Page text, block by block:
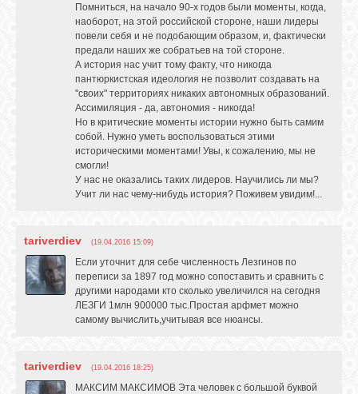
Помниться, на начало 90-х годов были моменты, когда,
наоборот, на этой российской стороне, наши лидеры
повели себя и не подобающим образом, и, фактически
предали наших же собратьев на той стороне.
А история нас учит тому факту, что никогда
пантюркистская идеология не позволит создавать на
"своих" территориях никаких автономных образований.
Ассимиляция - да, автономия - никогда!
Но в критические моменты истории нужно быть самим
собой. Нужно уметь воспользоваться этими
историческими моментами! Увы, к сожалению, мы не
смогли!
У нас не оказались таких лидеров. Научились ли мы?
Учит ли нас чему-нибудь история? Поживем увидим!...
tariverdiev (19.04.2016 15:09)
Если уточнит для себе численность Лезгинов по
переписи за 1897 год можно сопоставить и сравнить с
другими народами кто сколько увеличился на сегодня
ЛЕЗГИ 1млн 900000 тыс.Простая арфмет можно
самому вычислить,учитывая все нюансы.
tariverdiev (19.04.2016 18:25)
МАКСИМ МАКСИМОВ Эта человек с большой буквой